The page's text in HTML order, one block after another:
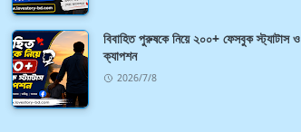
বিবাহিত পুরুষকে নিয়ে ২০০+ ফেসবুক স্ট্যাটাস ও
ক্যাপশন
2026/7/8